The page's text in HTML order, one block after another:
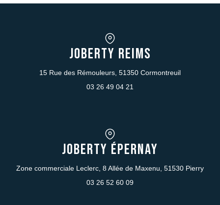
JOBERTY REIMS
15 Rue des Rémouleurs, 51350 Cormontreuil
03 26 49 04 21
JOBERTY Épernay
Zone commerciale Leclerc, 8 Allée de Maxenu, 51530 Pierry
03 26 52 60 09